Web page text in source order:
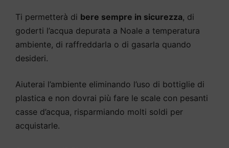
Ti permetterà di bere sempre in sicurezza, di
goderti l’acqua depurata a Noale a temperatura
ambiente, di raffreddarla o di gasarla quando
desideri.
Aiuterai l’ambiente eliminando l’uso di bottiglie di
plastica e non dovrai più fare le scale con pesanti
casse d’acqua, risparmiando molti soldi per
acquistarle.